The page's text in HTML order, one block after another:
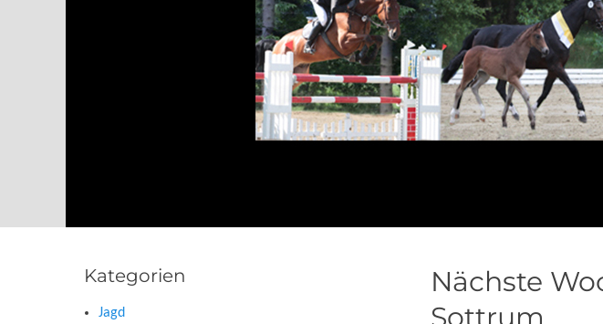
Nächste
Sottrum
Kategorien
Jagd